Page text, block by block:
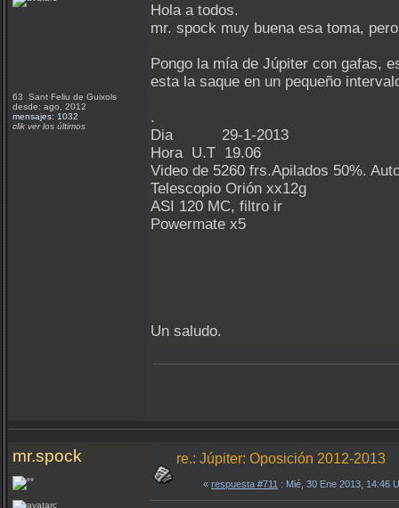
63 Sant Feliu de Guixols
desde: ago, 2012
mensajes: 1032
clik ver los últimos
Hola a todos.
mr. spock muy buena esa toma,
Pongo la mía de Júpiter con gafas,
esta la saque en un pequeño
.
Dia 29-1-2013
Hora U.T 19.06
Video de 5260 frs.Apilados 50%.
Telescopio Orión xx12g
ASI 120 MC, filtro ir
Powermate x5
Un saludo.
mr.spock re.: Júpiter: Oposición 2012-2013
« respuesta #711 : Mié, 30 Ene 2013, 14:46